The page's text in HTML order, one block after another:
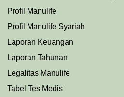
Profil Manulife
Profil Manulife Syariah
Laporan Keuangan
Laporan Tahunan
Legalitas Manulife
Tabel Tes Medis